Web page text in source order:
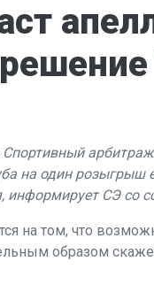
на один розыгрыш
информирует СЭ со
на том, что
образом